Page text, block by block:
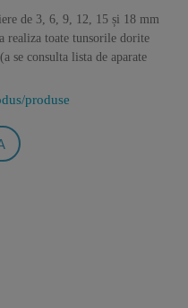
de 3, 6, 9, 12, 15 și 18 mm
realiza toate tunsorile dorite
(a se consulta lista de aparate
produse